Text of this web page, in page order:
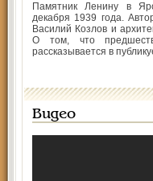
Памятник Ленину в
декабря 1939 года.
Василий Козлов и
О том, что
рассказывается в
Видео